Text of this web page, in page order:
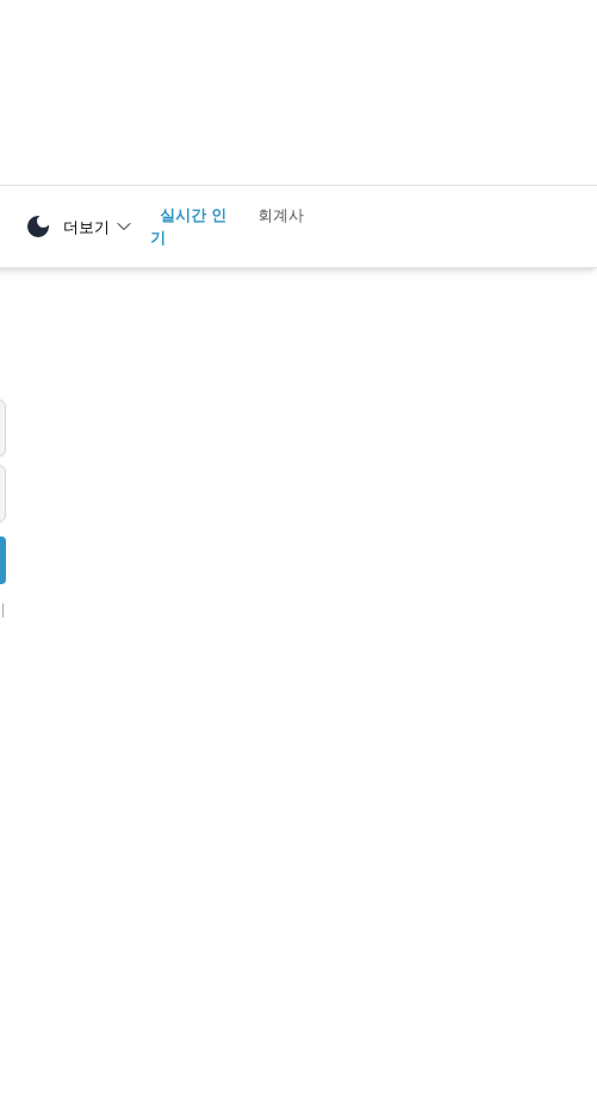
더보기
실시간 인
기
1 회계사